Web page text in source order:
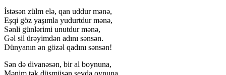
İstəsən zülm elə, qan uddur mənə,
Eşqi göz yaşımla yudurtdur mənə,
Sənli günlərimi unutdur mənə,
Gəl sil ürəyimdən adını sənsən.
Dünyanın ən gözəl qadını sənsən!
Sən də divanəsən, bir al boynuna,
Mənim tək düşmüsən sevda oynuna,